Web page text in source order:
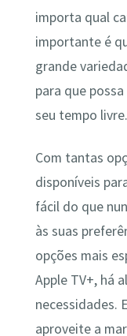
importa qual
importante é
grande
para que
seu tempo livre.
Com tantas
disponíveis
fácil do que
às suas
opções mais
Apple TV+, há
necessidades.
aproveite a